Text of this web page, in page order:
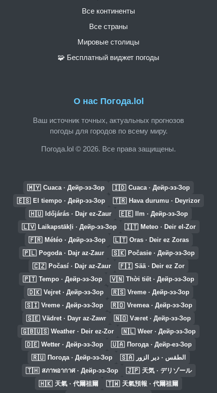
О нас Погода.lol
Ваш источник точных, актуальных прогнозов
погоды для городов по всему миру.
Погода.lol © 2026. Все права защищены.
Все континенты
Все страны
Мировые столицы
🧩 Бесплатный виджет погоды
🇲🇾 Cuaca · Дейр-эз-Зор 🇮🇩 Cuaca · Дейр-эз-Зор
🇪🇸 El tiempo · Дейр-эз-Зор 🇹🇷 Hava durumu · Deyrizor
🇭🇺 Időjárás · Dajr ez-Zaur 🇪🇪 Ilm · Дейр-эз-Зор
🇱🇻 Laikapstākļi · Дейр-эз-Зор 🇮🇹 Meteo · Deir el-Zor
🇫🇷 Météo · Дейр-эз-Зор 🇱🇹 Oras · Deir ez Zoras
🇵🇱 Pogoda · Dajr az-Zaur 🇸🇰 Počasie · Дейр-эз-Зор
🇨🇿 Počasí · Dajr az-Zaur 🇫🇮 Sää · Deir ez Zor
🇵🇹 Tempo · Дейр-эз-Зор 🇻🇳 Thời tiết · Дейр-эз-Зор
🇩🇰 Vejret · Дейр-эз-Зор 🇷🇸 Vreme · Дейр-эз-Зор
🇸🇮 Vreme · Дейр-эз-Зор 🇷🇴 Vremea · Дейр-эз-Зор
🇸🇪 Vädret · Dayr az-Zawr 🇳🇴 Været · Дейр-эз-Зор
🇬🇧🇺🇸 Weather · Deir ez-Zor 🇳🇱 Weer · Дейр-эз-Зор
🇩🇪 Wetter · Дейр-эз-Зор 🇺🇦 Погода · Дейр-ез-Зор
🇷🇺 Погода · Дейр-эз-Зор 🇸🇦 الطقس · دير الزور
🇹🇭 สภาพอากาศ · Дейр-эз-Зор 🇯🇵 天気 · デリゾール
🇭🇰 天氣 · 代爾祖爾 🇹🇼 天氣預報 · 代爾祖爾